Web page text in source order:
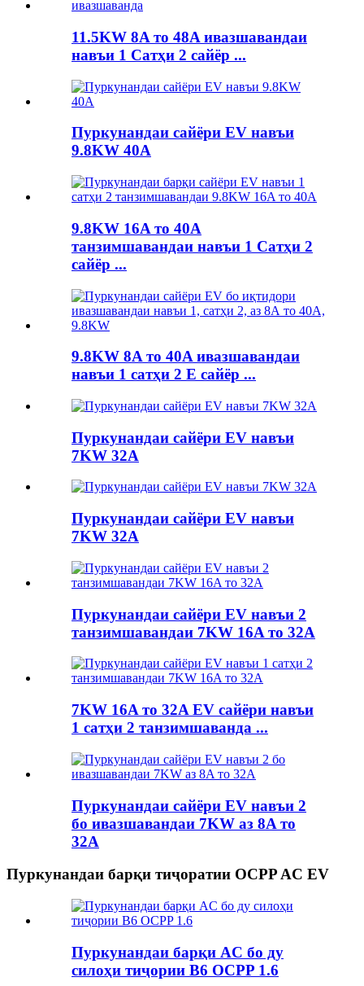
11.5KW 8A то 48A ивазшавандаи
навъи 1 Сатҳи 2 сайёр ...
Пуркунандаи сайёри EV навъи
9.8KW 40A
9.8KW 16A то 40A
танзимшавандаи навъи 1 Сатҳи 2
сайёр ...
9.8KW 8A то 40A ивазшавандаи
навъи 1 сатҳи 2 E сайёр ...
Пуркунандаи сайёри EV навъи
7KW 32A
Пуркунандаи сайёри EV навъи
7KW 32A
Пуркунандаи сайёри EV навъи 2
танзимшавандаи 7KW 16A то 32A
7KW 16A то 32A EV сайёри навъи
1 сатҳи 2 танзимшаванда ...
Пуркунандаи сайёри EV навъи 2
бо ивазшавандаи 7KW аз 8A то
32A
Пуркунандаи барқи тиҷоратии OCPP AC EV
Пуркунандаи барқи AC бо ду
силоҳи тиҷории B6 OCPP 1.6